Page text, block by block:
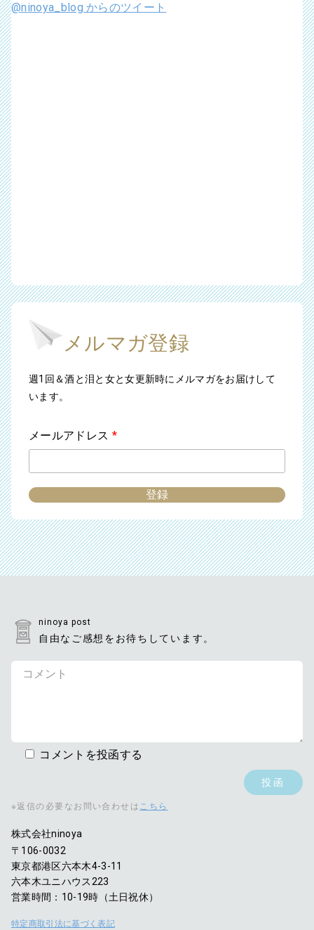
@ninoya_blog からのツイート
メルマガ登録
週1回＆酒と泪と女と女更新時にメルマガをお届けして
います。
メールアドレス *
ninoya post
自由なご感想をお待ちしています。
コメントを投函する
※返信の必要なお問い合わせは こちら
株式会社ninoya
〒106-0032
東京都港区六本木4-3-11
六本木ユニハウス223
営業時間：10-19時（土日祝休）
特定商取引法に基づく表記